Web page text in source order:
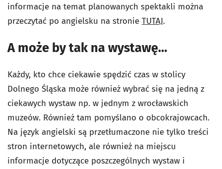
informacje na temat planowanych spektakli można
przeczytać po angielsku na stronie TUTAJ.
A może by tak na wystawę…
Każdy, kto chce ciekawie spędzić czas w stolicy
Dolnego Śląska może również wybrać się na jedną z
ciekawych wystaw np. w jednym z wrocławskich
muzeów. Również tam pomyślano o obcokrajowcach.
Na język angielski są przetłumaczone nie tylko treści
stron internetowych, ale również na miejscu
informacje dotyczące poszczególnych wystaw i